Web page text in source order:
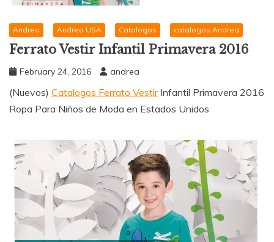
Andrea Andrea USA Catalogos catalogos Andrea
Ferrato Vestir Infantil Primavera 2016
February 24, 2016 andrea
(Nuevos) Catalogos Ferrato VestirInfantil Primavera 2016
Ropa Para Niños de Moda en Estados Unidos